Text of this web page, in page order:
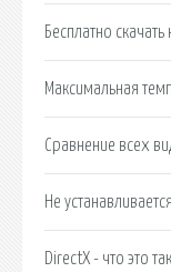
Бесплатно
Максимальная
Сравнение всех
Не
DirectX - что это